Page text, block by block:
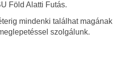
Föld Alatti Futás.
mindenki találhat magának
szolgálunk.